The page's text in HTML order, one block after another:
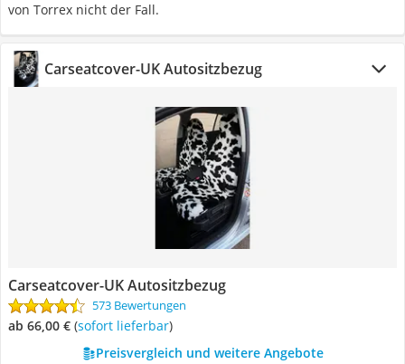
von Torrex nicht der Fall.
Carseatcover-UK Autositzbezug
Carseatcover-UK Autositzbezug
573 Bewertungen
ab 66,00 € ( Sofort lieferbar)
Preisvergleich und weitere Angebote